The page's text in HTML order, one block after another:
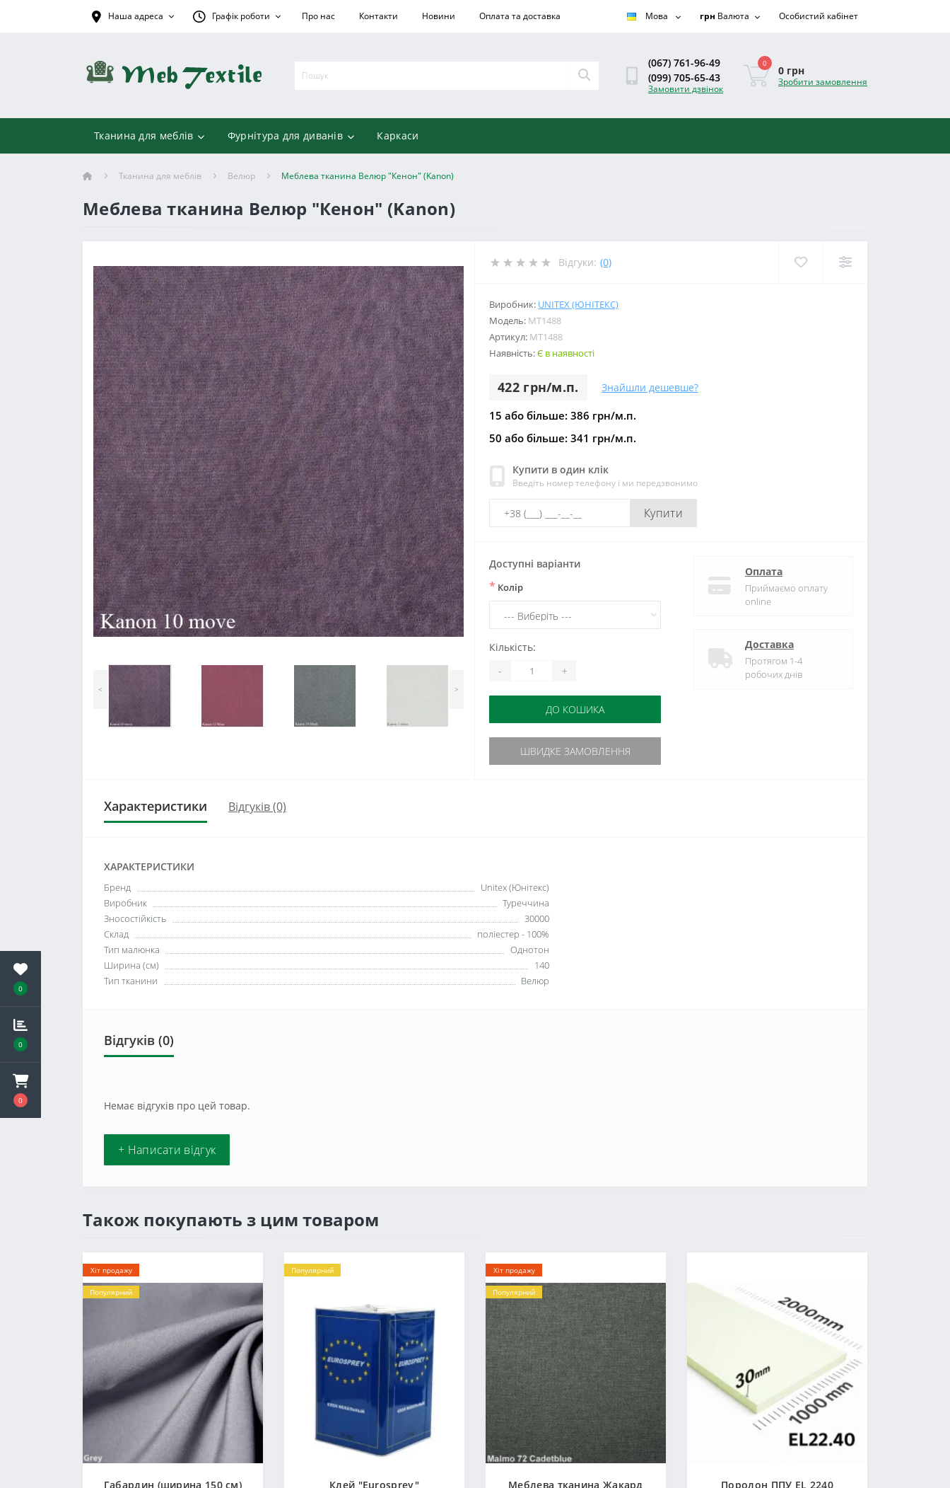
0
0
0
Наша адреса Графік роботи Про нас Контакти Новини Оплата та доставка Мова грн Валюта Особистий кабінет
(067) 761-96-49
(099) 705-65-43
Замовити дзвінок
0
0 грн
Зробити замовлення
Тканина для меблів Фурнітура для диванів Каркаси
Тканина для меблів Велюр Меблева тканина Велюр "Кенон" (Kanon)
Меблева тканина Велюр "Кенон" (Kanon)
< >
Відгуки: (0)
Виробник: UNITEX (ЮНІТЕКС)
Модель: МТ1488
Артикул: МТ1488
Наявність:Є в наявності
422 грн/м.п. Знайшли дешевше?
15 або більше: 386 грн/м.п.
50 або більше: 341 грн/м.п.
Купити в один клік
Введіть номер телефону і ми передзвонимо
Купити
Доступні варіанти
* Колір
Кількість:
- +
ДО КОШИКА
ШВИДКЕ ЗАМОВЛЕННЯ
Оплата
Приймаємо оплату
online
Доставка
Протягом 1-4
робочих днів
Характеристики Відгуків (0)
ХАРАКТЕРИСТИКИ
Бренд
Unitex (Юнітекс)
Виробник
Туреччина
Зносостійкість
30000
Склад
поліестер - 100%
Тип малюнка
Однотон
Ширина (см)
140
Тип тканини
Велюр
Відгуків (0)
Немає відгуків про цей товар.
+ Написати відгук
Також покупають з цим товаром
Хіт продажу
Популярний
Габардин (ширина 150 см)
Популярний
Клей "Eurosprey"
Хіт продажу
Популярний
Меблева тканина Жакард
Поролон ППУ EL 2240